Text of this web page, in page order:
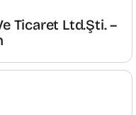
Ticaret Ltd.Şti. –